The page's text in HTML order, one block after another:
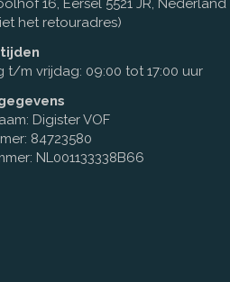
16, Eersel 5521 JR, Nederland
het retouradres)
t/m vrijdag: 09:00 tot 17:00 uur
Digister VOF
84723580
NL001133338B66